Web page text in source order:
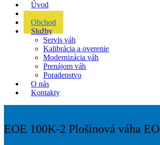
Úvod
Akcie
Obchod
Služby
Servis váh
Kalibrácia a overenie
Modernizácia váh
Prenájom váh
Poradenstvo
O nás
Kontakty
EOE 100K-2 Plošinová váha